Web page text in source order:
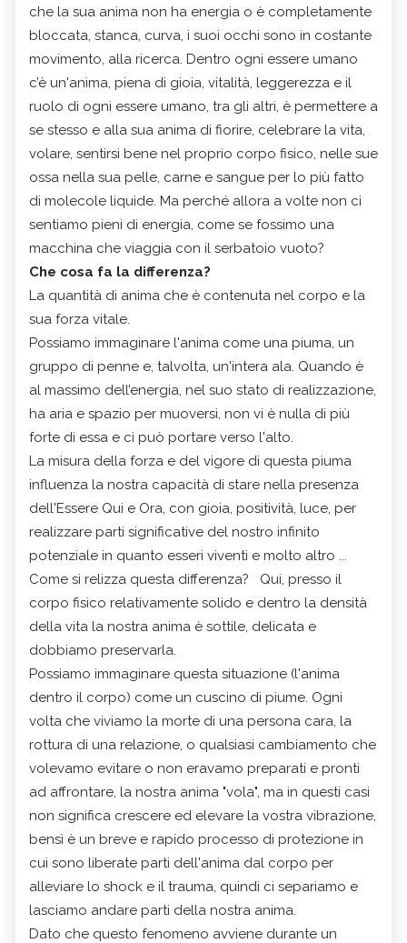
che la sua anima non ha energia o è completamente
bloccata, stanca, curva, i suoi occhi sono in costante
movimento, alla ricerca. Dentro ogni essere umano
c’è un'anima, piena di gioia, vitalità, leggerezza e il
ruolo di ogni essere umano, tra gli altri, è permettere a
se stesso e alla sua anima di fiorire, celebrare la vita,
volare, sentirsi bene nel proprio corpo fisico, nelle sue
ossa nella sua pelle, carne e sangue per lo più fatto
di molecole liquide. Ma perché allora a volte non ci
sentiamo pieni di energia, come se fossimo una
macchina che viaggia con il serbatoio vuoto?
Che cosa fa la differenza?
La quantità di anima che è contenuta nel corpo e la
sua forza vitale.
Possiamo immaginare l'anima come una piuma, un
gruppo di penne e, talvolta, un'intera ala. Quando è
al massimo dell’energia, nel suo stato di realizzazione,
ha aria e spazio per muoversi, non vi è nulla di più
forte di essa e ci può portare verso l'alto.
La misura della forza e del vigore di questa piuma
influenza la nostra capacità di stare nella presenza
dell'Essere Qui e Ora, con gioia, positività, luce, per
realizzare parti significative del nostro infinito
potenziale in quanto esseri viventi e molto altro ...
Come si relizza questa differenza? Qui, presso il
corpo fisico relativamente solido e dentro la densità
della vita la nostra anima è sottile, delicata e
dobbiamo preservarla.
Possiamo immaginare questa situazione (l'anima
dentro il corpo) come un cuscino di piume. Ogni
volta che viviamo la morte di una persona cara, la
rottura di una relazione, o qualsiasi cambiamento che
volevamo evitare o non eravamo preparati e pronti
ad affrontare, la nostra anima "vola", ma in questi casi
non significa crescere ed elevare la vostra vibrazione,
bensì è un breve e rapido processo di protezione in
cui sono liberate parti dell'anima dal corpo per
alleviare lo shock e il trauma, quindi ci separiamo e
lasciamo andare parti della nostra anima.
Dato che questo fenomeno avviene durante un